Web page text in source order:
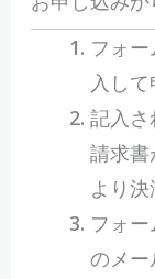
フォ
入し
記入さ
請求書
より
フォ
のメー